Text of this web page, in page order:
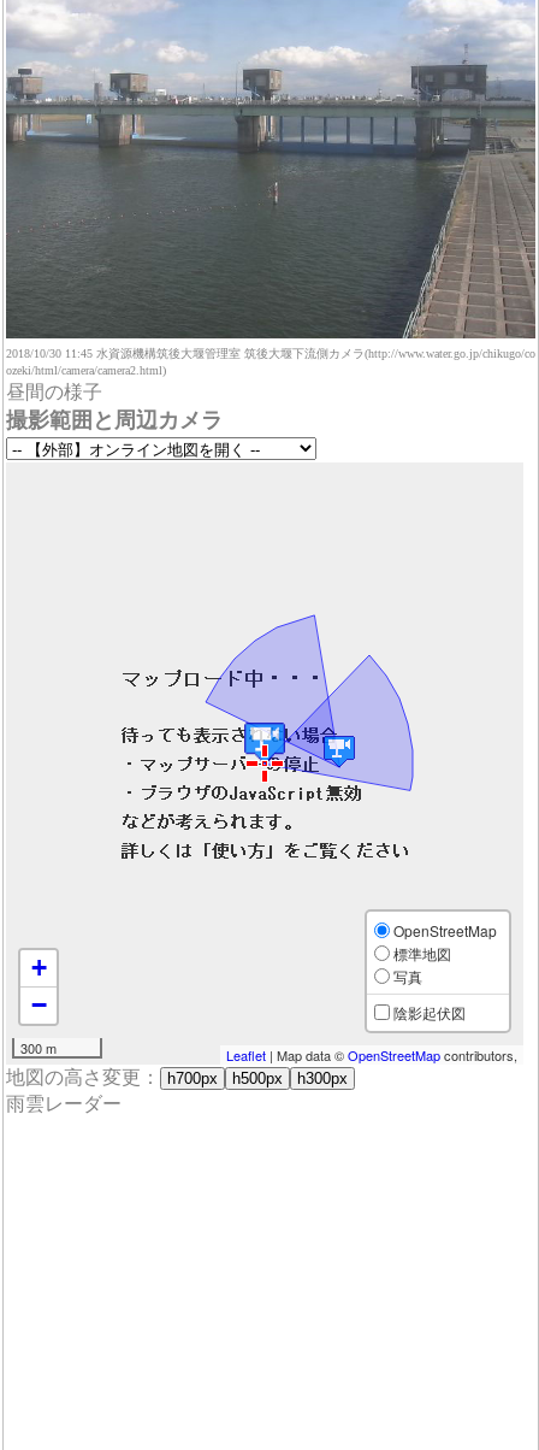
2018/10/30 11:45 水資源機構筑後大堰管理室 筑後大堰下流側カメラ(http://www.water.go.jp/chikugo/co
ozeki/html/camera/camera2.html)
昼間の様子
撮影範囲と周辺カメラ
+
−
300 m
OpenStreetMap
標準地図
写真
陰影起伏図
Leaflet | Map data ©OpenStreetMapcontributors,
地図の高さ変更： h700px h500px h300px
雨雲レーダー